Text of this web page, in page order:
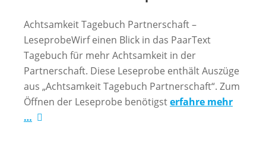
Achtsamkeit Tagebuch Partnerschaft –
LeseprobeWirf einen Blick in das PaarText
Tagebuch für mehr Achtsamkeit in der
Partnerschaft. Diese Leseprobe enthält Auszüge
aus „Achtsamkeit Tagebuch Partnerschaft“. Zum
Öffnen der Leseprobe benötigsterfahre mehr
…